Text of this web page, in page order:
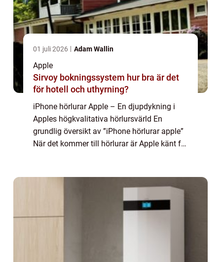
01 juli 2026 Adam Wallin
Apple
Sirvoy bokningssystem hur bra är det
för hotell och uthyrning?
iPhone hörlurar Apple – En djupdykning i
Apples högkvalitativa hörlursvärld En
grundlig översikt av ”iPhone hörlurar apple”
När det kommer till hörlurar är Apple känt för